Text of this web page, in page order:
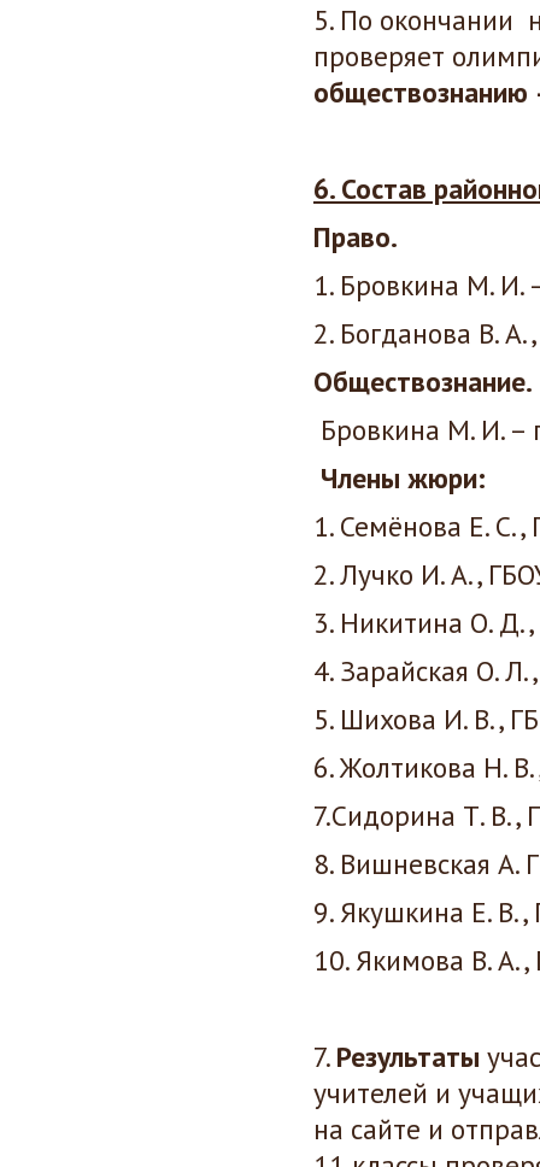
5. По окончании
проверяет
обществознанию
6. Состав
Право.
1. Бровкина М. И.
2. Богданова В.
Обществознание.
Бровкина М. И. –
Члены жюри:
1. Семёнова Е.
2. Лучко И. А.,
3. Никитина О.
4. Зарайская О.
5. Шихова И. В.,
6. Жолтикова Н.
7.Сидорина Т.
8. Вишневская
9. Якушкина Е.
10. Якимова В.
7. Результаты
учителей и
на сайте и